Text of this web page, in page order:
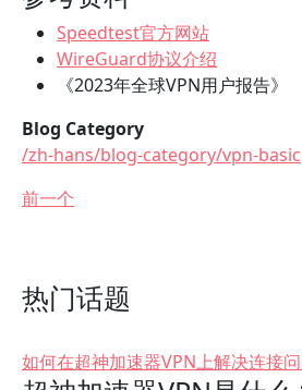
Speedtest官方网站
WireGuard协议介绍
《2023年全球VPN用户报告》
Blog Category
/zh-hans/blog-category/vpn-basic
前一个
热门话题
如何在超神加速器VPN上解决连接问